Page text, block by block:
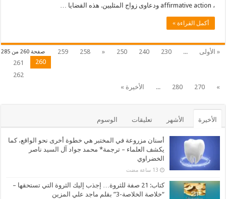
، affirmative action ودعاوى زواج المثليين. هذه القضايا …
أكمل القراءة »
صفحة 260 من 285 « الأولى ...
230
240
250
«
258
259
260
261
262
»
270
280
... الأخيرة »
الأخيرة الأشهر تعليقات الوسوم
أسنان مزروعة في المختبر هي خطوة أخرى نحو الواقع، كما
يكشف العلماء – ترجمة* محمد جواد آل السيد ناصر
الخضراوي
كتاب: 21 صفة للثروة… إجذب إليك الثروة التي تستحقها –
“خلاصة الخلاصة-3” بقلم ماجد علي المزين